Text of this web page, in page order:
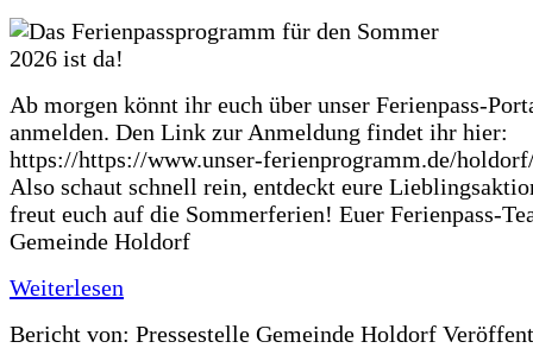
Ab morgen könnt ihr euch über unser Ferienpass-
anmelden. Den Link zur Anmeldung findet ihr hier:
https://https://www.unser-ferienprogramm.de/
Also schaut schnell rein, entdeckt eure
freut euch auf die Sommerferien! Euer Ferienpass-
Gemeinde Holdorf
Weiterlesen
Bericht von: Pressestelle Gemeinde Holdorf